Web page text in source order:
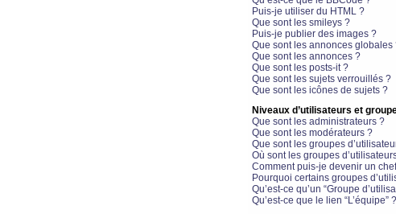
Puis-je utiliser du HTML ?
Que sont les smileys ?
Puis-je publier des images ?
Que sont les annonces globales
Que sont les annonces ?
Que sont les posts-it ?
Que sont les sujets verrouillés ?
Que sont les icônes de sujets ?
Niveaux d’utilisateurs et
Que sont les administrateurs ?
Que sont les modérateurs ?
Que sont les groupes
Où sont les groupes
Comment puis-je devenir un
Pourquoi certains groupes
Qu’est-ce qu’un “Groupe
Qu’est-ce que le lien “L’équipe” ?